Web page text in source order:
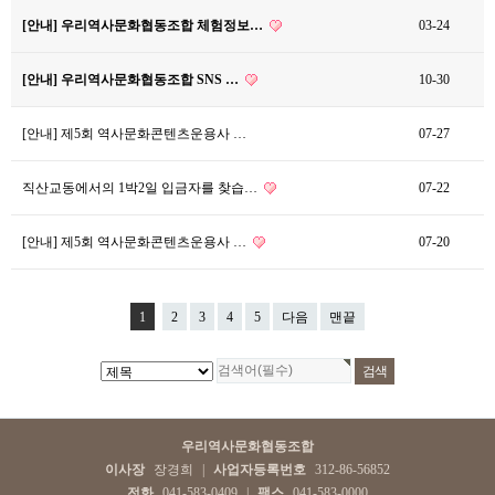
[안내] 우리역사문화협동조합 체험정보… 03-24
[안내] 우리역사문화협동조합 SNS … 10-30
[안내] 제5회 역사문화콘텐츠운용사 … 07-27
직산교동에서의 1박2일 입금자를 찾습… 07-22
[안내] 제5회 역사문화콘텐츠운용사 … 07-20
1 2 3 4 5 다음 맨끝
우리역사문화협동조합
이사장
장경희 | 사업자등록번호
312-86-56852